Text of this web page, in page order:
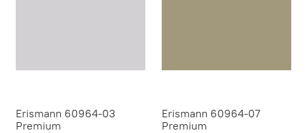
Erismann 60964-03
Premium
Erismann 60964-07
Premium